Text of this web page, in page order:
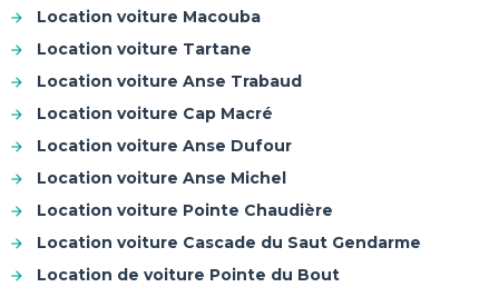
Location voiture Macouba
Location voiture Tartane
Location voiture Anse Trabaud
Location voiture Cap Macré
Location voiture Anse Dufour
Location voiture Anse Michel
Location voiture Pointe Chaudière
Location voiture Cascade du Saut Gendarme
Location de voiture Pointe du Bout